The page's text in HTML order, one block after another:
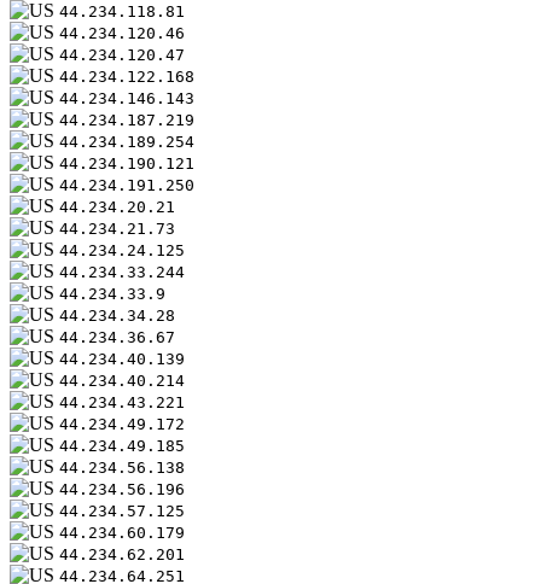
44.234.118.81
44.234.120.46
44.234.120.47
44.234.122.168
44.234.146.143
44.234.187.219
44.234.189.254
44.234.190.121
44.234.191.250
44.234.20.21
44.234.21.73
44.234.24.125
44.234.33.244
44.234.33.9
44.234.34.28
44.234.36.67
44.234.40.139
44.234.40.214
44.234.43.221
44.234.49.172
44.234.49.185
44.234.56.138
44.234.56.196
44.234.57.125
44.234.60.179
44.234.62.201
44.234.64.251